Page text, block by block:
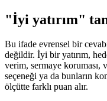
"İyi yatırım"
Bu ifade evrensel bir
değildir. İyi bir yatırım,
verim, sermaye
seçeneği ya da bunların
ölçütte farklı puan alır.